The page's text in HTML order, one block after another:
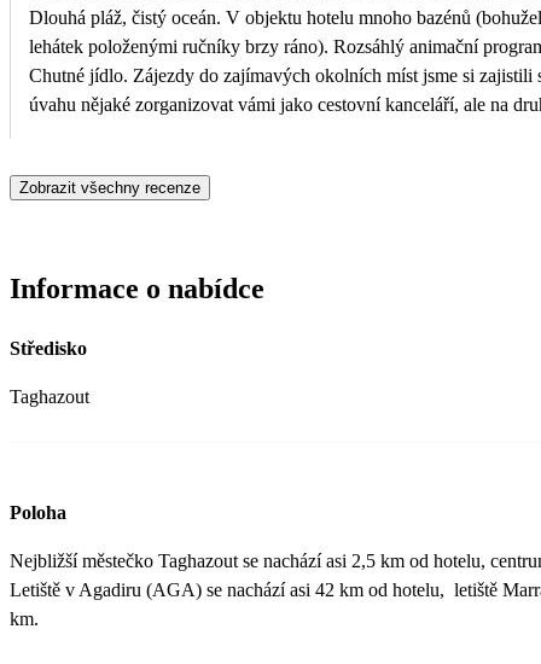
Dlouhá pláž, čistý oceán. V objektu hotelu mnoho bazénů (bohužel s nešvarem - zabírání
lehátek položenými ručníky brzy ráno). Rozsáhlý animační program, dostupné bary.
Chutné jídlo. Zájezdy do zajímavých okolních míst jsme si zajistili sami, možná by stálo za
úvahu nějaké zorganizovat vámi jako cestovní kanceláří, ale na
Zobrazit všechny recenze
Informace o nabídce
Středisko
Taghazout
Poloha
Nejbližší městečko Taghazout se nachází asi 2,5 km od hotelu,
Letiště v Agadiru (AGA) se nachází asi 42 km od hotelu, letiště
km.